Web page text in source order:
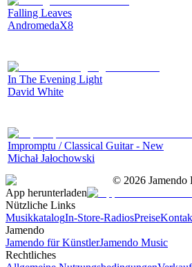
Falling Leaves
AndromedaX8
In The Evening Light
David White
Impromptu / Classical Guitar - New
Michał Jałochowski
© 2026 Jamendo
App herunterladen
Nützliche Links
MusikkatalogIn-Store-RadiosPreise
Jamendo
Jamendo für KünstlerJamendo Music
Rechtliches